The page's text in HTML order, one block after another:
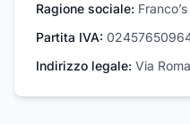
Ragione sociale:
Partita IVA:
Indirizzo legale: Via